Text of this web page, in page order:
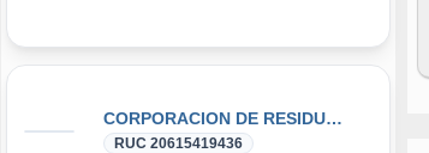
CORPORACION DE RESIDUOS SEGOVIA.PERU SAC
RUC 20615419436